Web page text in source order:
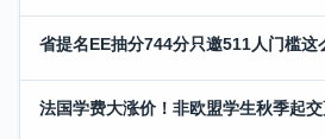
省提名EE抽分744分只邀511人门槛这
法国学费大涨价！非欧盟学生秋季起